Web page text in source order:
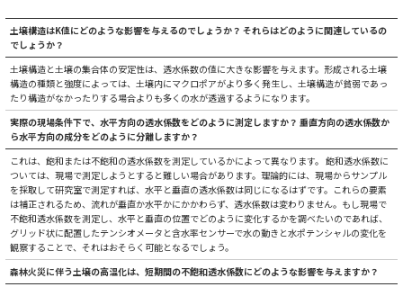
土壌構造はK値にどのような影響を与えるのでしょうか？ それらはどのように関連しているの
でしょうか？
土壌構造と土壌の集合体の安定性は、透水係数の値に大きな影響を与えます。形成される土壌
構造の種類と強度によっては、土壌内にマクロポアがより多く発生し、土壌構造が貧弱であっ
たり構造がなかったりする場合よりも多くの水が透過するようになります。
実際の現場条件下で、水平方向の透水係数をどのように測定しますか？ 垂直方向の透水係数か
ら水平方向の成分をどのように分離しますか？
これは、飽和または不飽和の透水係数を測定しているかによって異なります。 飽和透水係数に
ついては、現場で測定しようとすると難しい場合があります。理論的には、現場からサンプル
を採取して研究室で測定すれば、水平と垂直の透水係数は同じになるはずです。これらの要素
は補正されるため、流れが垂直か水平かにかかわらず、透水係数は変わりません。もし現場で
不飽和透水係数を測定し、水平と垂直の位置でどのように変化するかを調べたいのであれば、
グリッド状に配置したテンシオメータと含水率センサーで水の動きと水ポテンシャルの変化を
観察することで、それはおそらく可能となるでしょう。
森林火災に伴う土壌の高温化は、短期間の不飽和透水係数にどのような影響を与えますか？